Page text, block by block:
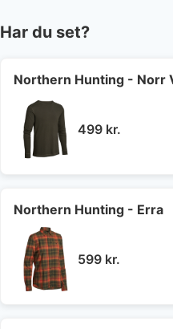
Har du set?
Northern Hunting - Norr
499 kr.
Northern Hunting - Erra
599 kr.